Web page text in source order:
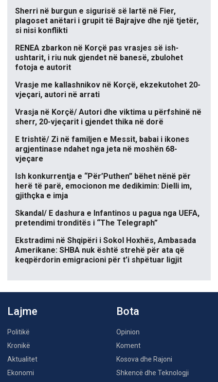
Sherri në burgun e sigurisë së lartë në Fier,
plagoset anëtari i grupit të Bajrajve dhe një tjetër,
si nisi konflikti
RENEA zbarkon në Korçë pas vrasjes së ish-
ushtarit, i riu nuk gjendet në banesë, zbulohet
fotoja e autorit
Vrasje me kallashnikov në Korçë, ekzekutohet 20-
vjeçari, autori në arrati
Vrasja në Korçë/ Autori dhe viktima u përfshinë në
sherr, 20-vjeçarit i gjendet thika në dorë
E trishtë/ Zi në familjen e Messit, babai i ikones
argjentinase ndahet nga jeta në moshën 68-
vjeçare
Ish konkurrentja e “Për’Puthen” bëhet nënë për
herë të parë, emocionon me dedikimin: Dielli im,
gjithçka e imja
Skandal/ E dashura e Infantinos u pagua nga UEFA,
pretendimi tronditës i “The Telegraph”
Ekstradimi në Shqipëri i Sokol Hoxhës, Ambasada
Amerikane: SHBA nuk është strehë për ata që
keqpërdorin emigracioni për t’i shpëtuar ligjit
Lajme
Politikë
Kronikë
Aktualitet
Ekonomi
Bota
Opinion
Koment
Kosova dhe Rajoni
Shkencë dhe Teknologji